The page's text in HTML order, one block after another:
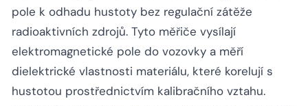
pole k odhadu hustoty bez regulační zátěže
radioaktivních zdrojů. Tyto měřiče vysílají
elektromagnetické pole do vozovky a měří
dielektrické vlastnosti materiálu, které korelují s
hustotou prostřednictvím kalibračního vztahu.